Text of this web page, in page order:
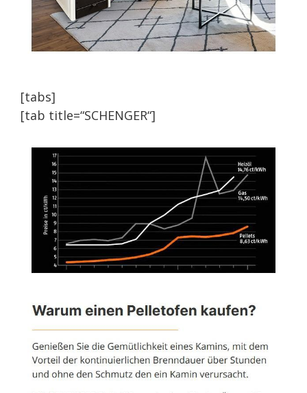
[tabs]
[tab title=“SCHENGER“]